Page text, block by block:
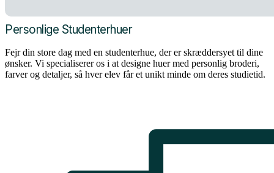
Personlige Studenterhuer
Fejr din store dag med en studenterhue, der er skræddersyet til dine
ønsker. Vi specialiserer os i at designe huer med personlig broderi,
farver og detaljer, så hver elev får et unikt minde om deres studietid.